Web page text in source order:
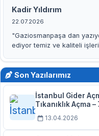
Kadir Yıldırım
22.07.2026
"Gaziosmanpaşa dan
ediyor temiz ve kaliteli
Son Yazılarımız
İstanbul Gider
Tıkanıklık Açma
13.04.2026